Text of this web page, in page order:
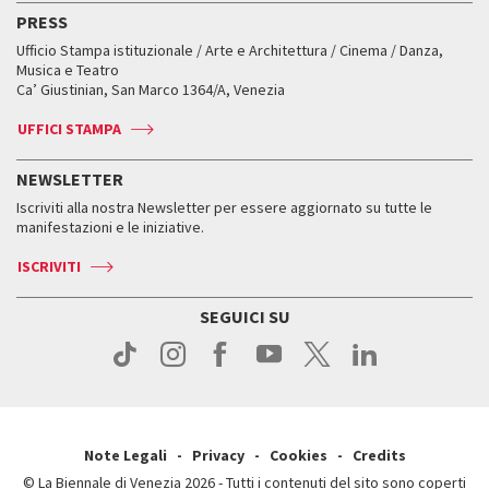
FAQ
Servizi al pubblico
Come raggiungerci
Press
Edizioni passate
Orari e sedi
Accrediti
Come raggiungerci
Orari e sedi
Biglietti
Accrediti
Come raggiungerci
Contatti
Press
Accrediti
Servizi al pubblico
Come raggiungerci
Press
Workshop di critica teatrale
Leone d’oro alla carriera
Leone d’argento
Edizioni passate
Orari e sedi
Biglietti
Servizi al pubblico
Come raggiungerci
Contatti
Mostre Virtuali
Fondi e Collezioni
Biennale College ASAC
ASAC DATI
Storia
Orari e sedi
PRESS
Ufficio Stampa istituzionale / Arte e Architettura / Cinema / Danza,
Musica e Teatro
Ca’ Giustinian, San Marco 1364/A, Venezia
UFFICI STAMPA
NEWSLETTER
Iscriviti alla nostra Newsletter per essere aggiornato su tutte le
manifestazioni e le iniziative.
ISCRIVITI
SEGUICI SU
Note Legali Privacy Cookies
Credits
© La Biennale di Venezia 2026 - Tutti i contenuti del sito sono coperti